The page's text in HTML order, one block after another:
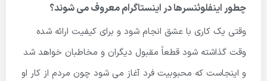
چطور اینفلوئنسرها در اینستاگرام معروف می شوند؟
وقتی یک کاری با عشق انجام شود و برای کیفیت ارائه شده
وقت گذاشته شود قطعاً مقبول دیگران و مخاطبان خواهد شد
و اینجاست که محبوبیت فرد آغاز می شود چون مردم از کار او